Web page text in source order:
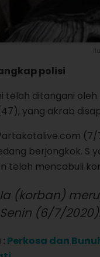
polisi
telah ditangani
yang akrab
berjongkok. S
telah mencabuli
Ia (korban)
Senin (6/7/2020).
:Perkosa dan